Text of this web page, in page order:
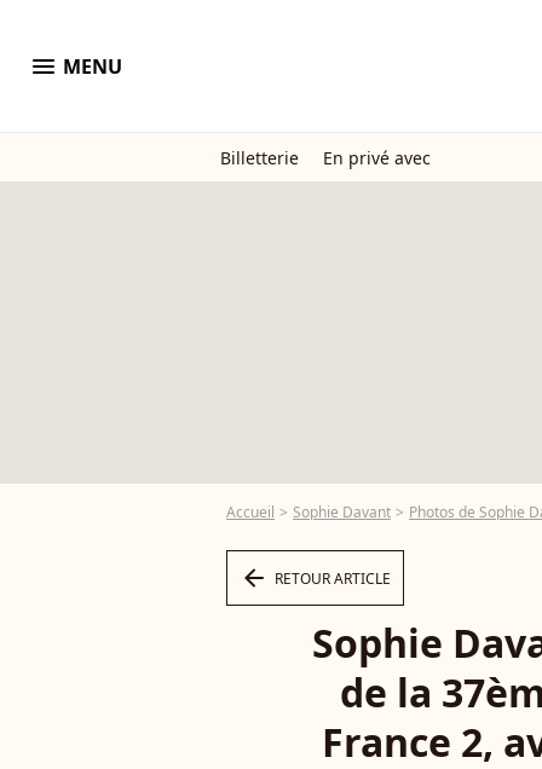
menu MENU
Billetterie En privé avec
Accueil Sophie Davant Photos de Sophie
arrow_left RETOUR ARTICLE
Sophie
de la
France 2,